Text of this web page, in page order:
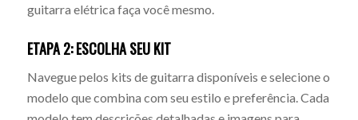
guitarra elétrica faça você mesmo.
ETAPA 2: ESCOLHA SEU KIT
Navegue pelos kits de guitarra disponíveis e selecione o
modelo que combina com seu estilo e preferência. Cada